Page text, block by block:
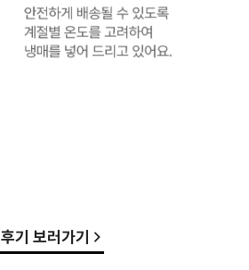
후기 보러가기